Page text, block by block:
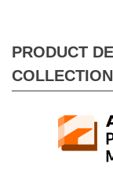
PRODUCT